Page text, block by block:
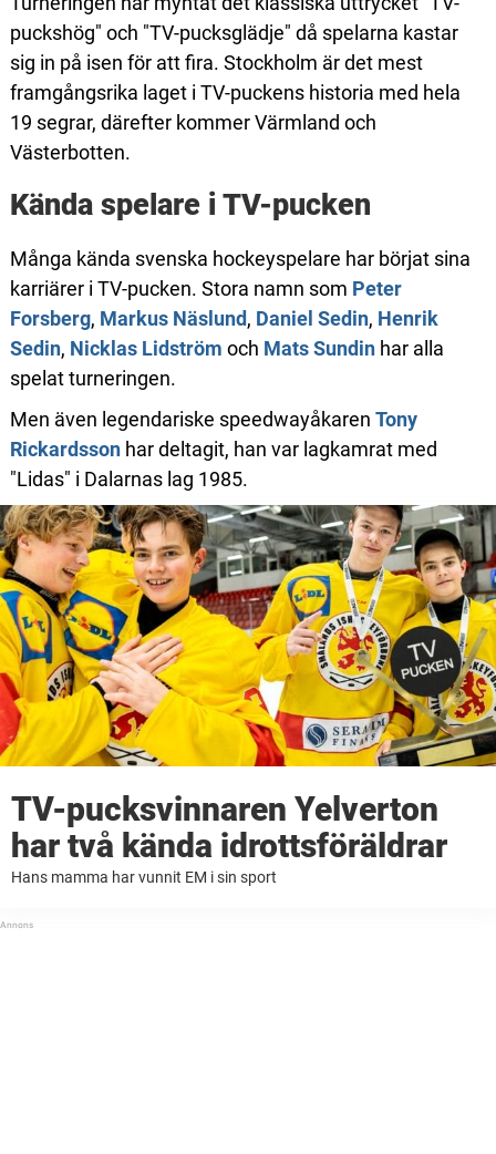
puckshög" och "TV-pucksglädje" då spelarna kastar
sig in på isen för att fira. Stockholm är det mest
framgångsrika laget i TV-puckens historia med hela
19 segrar, därefter kommer Värmland och
Västerbotten.
Kända spelare i TV-pucken
Många kända svenska hockeyspelare har börjat sina
karriärer i TV-pucken. Stora namn som Peter
Forsberg, Markus Näslund, Daniel Sedin, Henrik
Sedin, Nicklas Lidström och Mats Sundinhar alla
spelat turneringen.
Men även legendariske speedwayåkaren Tony
Rickardssonhar deltagit, han var lagkamrat med
"Lidas" i Dalarnas lag 1985.
TV-pucksvinnaren Yelverton
har två kända idrottsföräldrar
Hans mamma har vunnit EM i sin sport